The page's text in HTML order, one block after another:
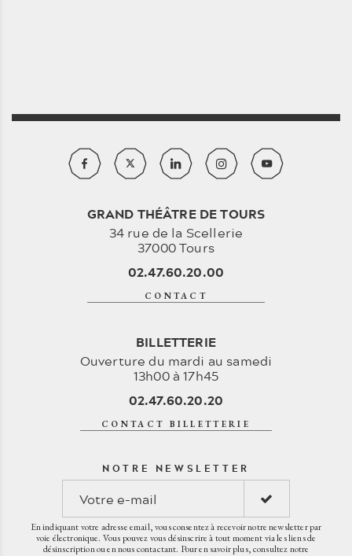
GRAND THÉÂTRE DE TOURS
34 rue de la Scellerie
37000 Tours
02.47.60.20.00
CONTACT
BILLETTERIE
Ouverture du mardi au samedi
13h00 à 17h45
02.47.60.20.20
CONTACT BILLETTERIE
NOTRE NEWSLETTER
En indiquant votre adresse email, vous consentez à recevoir notre newsletter par
voie électronique. Vous pouvez vous désinscrire à tout moment via les liens de
désinscription ou en nous contactant. Pour en savoir plus, consultez notre